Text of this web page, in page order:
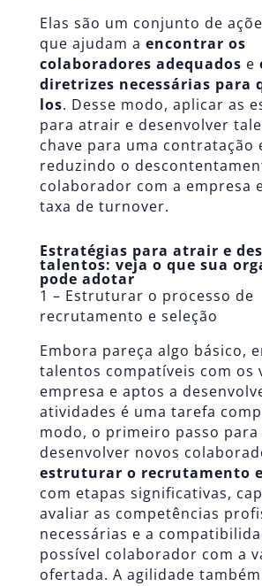
Elas são um conjunto de
que ajudam a encontrar os
colaboradores adequados e
diretrizes necessárias para
los. Desse modo, aplicar as
para atrair e desenvolver
chave para uma contratação
reduzindo o
colaborador com a empresa
taxa de turnover.
Estratégias para atrair e
talentos: veja o que sua
pode adotar
1 – Estruturar o processo de
recrutamento e seleção
Embora pareça algo básico,
talentos compatíveis com os
empresa e aptos a
atividades é uma tarefa
modo, o primeiro passo
desenvolver novos
estruturar o recrutamento
com etapas significativas,
avaliar as competências
necessárias e a
possível colaborador com a
ofertada. A agilidade